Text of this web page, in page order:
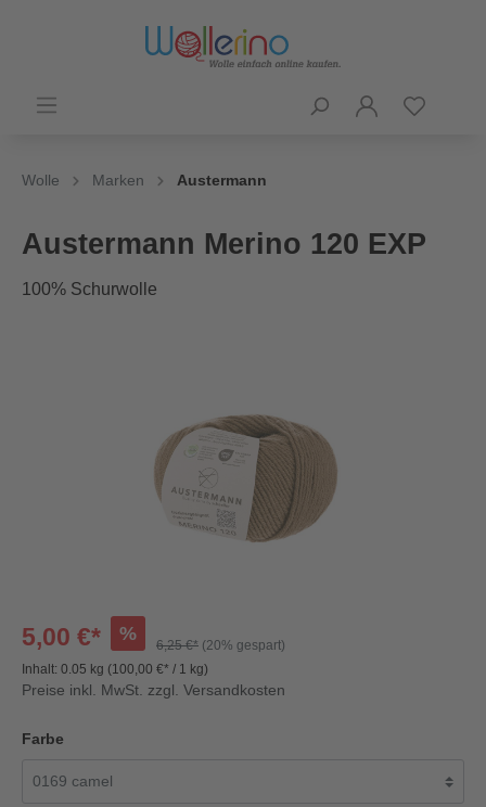
Wolle Marken Austermann
Austermann Merino 120 EXP
100% Schurwolle
5,00 €* %
6,25 €* (20% gespart)
Inhalt: 0.05 kg (100,00 €* / 1 kg)
Preise inkl. MwSt. zzgl. Versandkosten
Farbe